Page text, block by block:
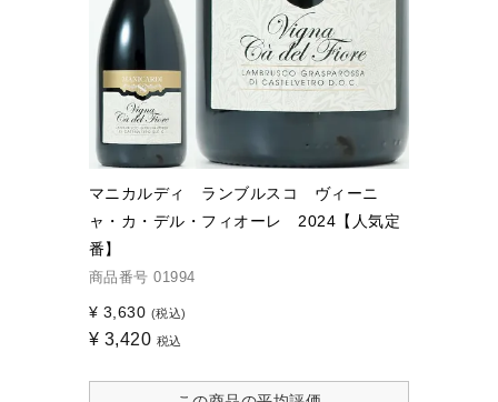
マニカルディ ランブルスコ ヴィーニ
ャ・カ・デル・フィオーレ 2024【人気定
番】
商品番号 01994
¥ 3,630 (税込)
¥ 3,420 税込